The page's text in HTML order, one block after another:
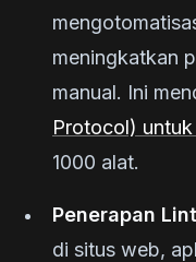
meningkatkan
manual. Ini
Protocol)
1000 alat.
Penerapan
di situs web,